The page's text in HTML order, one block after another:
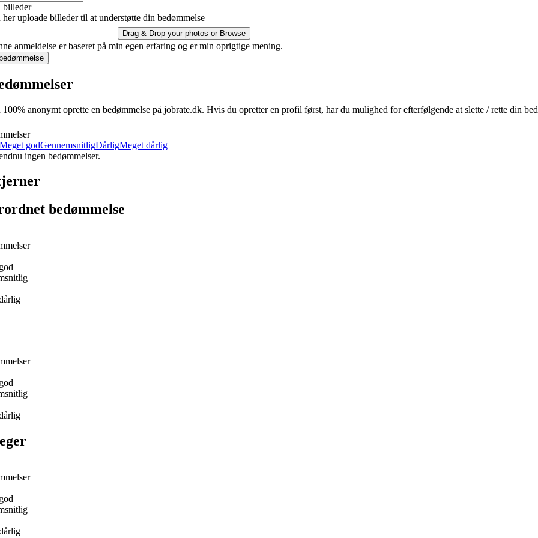
billeder
uploade billeder til at understøtte din bedømmelse
Drag & Drop your photos or Browse
anmeldelse er baseret på min egen erfaring og er min oprigtige mening.
anonymt oprette en bedømmelse på jobrate.dk. Hvis du opretter en profil først, har du mulighed for efterfølgende at slette / rette din
godGennemsnitligDårligMeget dårlig
ingen bedømmelser.
bedømmelse